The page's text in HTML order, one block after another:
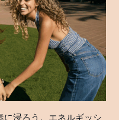
浸ろう。エネルギッシ